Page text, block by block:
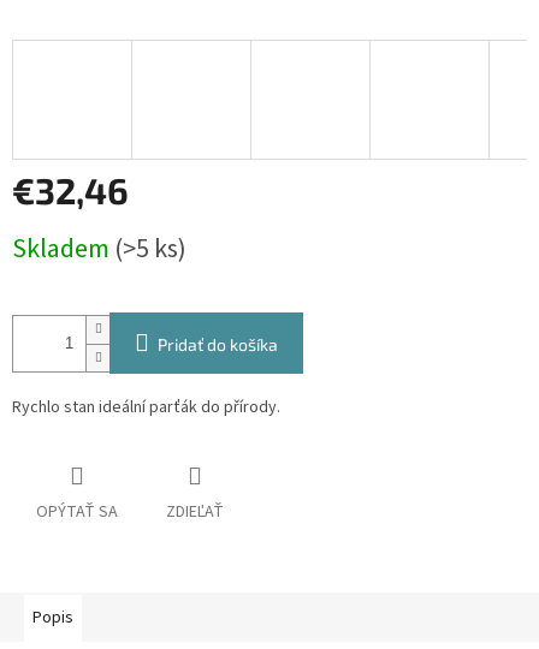
€32,46
cena:
Skladem (>5 ks)
Pridať do košíka
Rychlo stan ideální parťák do přírody.
OPÝTAŤ SA ZDIEĽAŤ
Popis